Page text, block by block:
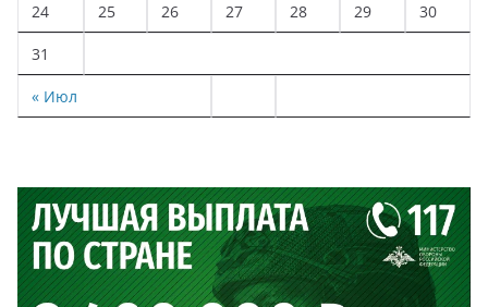
« Июл
24 25 26 27 28 29 30
31